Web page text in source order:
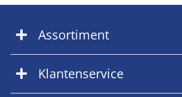
Assortiment
Klantenservice